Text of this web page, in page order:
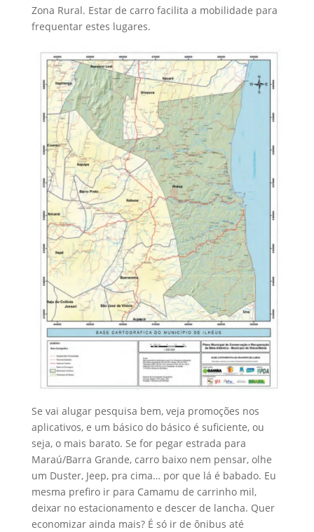
Zona Rural. Estar de carro facilita a mobilidade para
frequentar estes lugares.
Se vai alugar pesquisa bem, veja promoções nos
aplicativos, e um básico do básico é suficiente, ou
seja, o mais barato. Se for pegar estrada para
Maraú/Barra Grande, carro baixo nem pensar, olhe
um Duster, Jeep, pra cima… por que lá é babado. Eu
mesma prefiro ir para Camamu de carrinho mil,
deixar no estacionamento e descer de lancha. Quer
economizar ainda mais? É só ir de ônibus até